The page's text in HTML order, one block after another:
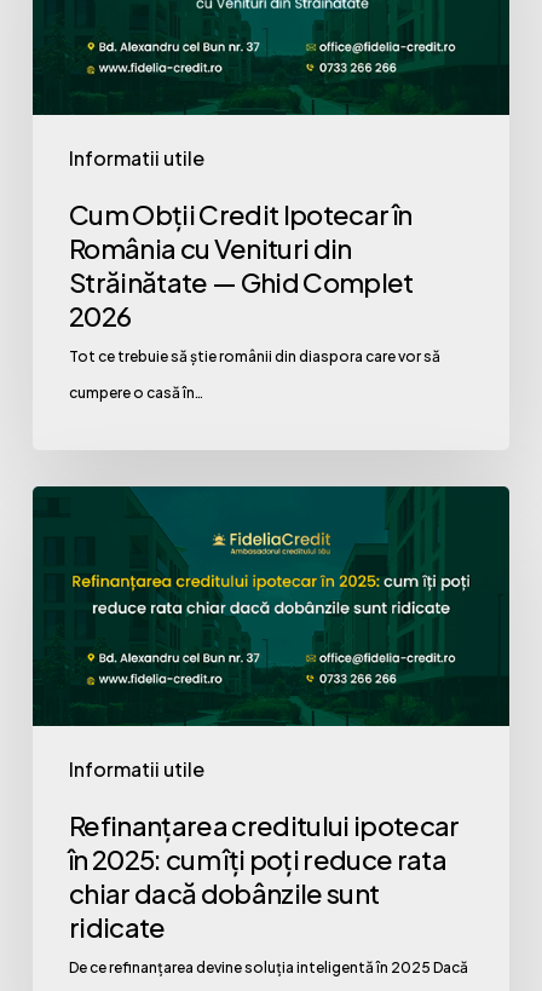
Informatii utile
România
cu
Venituri
Străinătate
Ghid
Complet
2026
Cum Obții Credit Ipotecar în
România cu Venituri din
Străinătate — Ghid Complet
2026
Tot ce trebuie să știe românii din diaspora care vor să
cumpere o casă în…
Informatii utile
Refinanțarea
ipotecar
2025:
cum
îți
poți
chiar
dacă
dobânzile
sunt
Refinanțarea creditului ipotecar
în 2025: cum îți poți reduce rata
chiar dacă dobânzile sunt
ridicate
De ce refinanțarea devine soluția inteligentă în 2025 Dacă